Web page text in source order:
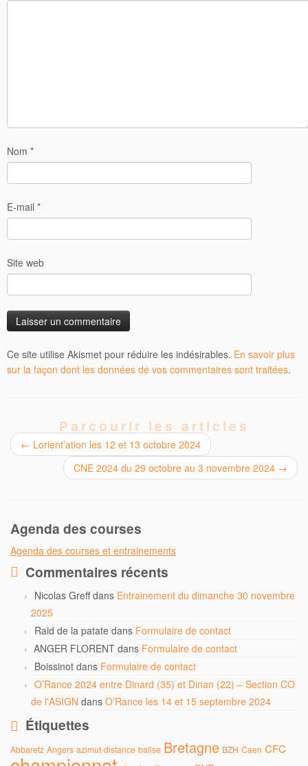
Nom *
E-mail *
Site web
Ce site utilise Akismet pour réduire les indésirables. En savoir plus
sur la façon dont les données de vos commentaires sont traitées.
Parcourir les articles
← Lorient’ation les 12 et 13 octobre 2024
CNE 2024 du 29 octobre au 3 novembre 2024 →
Agenda des courses
Agenda des courses et entrainements
Commentaires récents
Nicolas Greffdans Entrainement du dimanche 30 novembre
2025
Raid de la patate dans Formulaire de contact
ANGER FLORENT dans Formulaire de contact
Boissinot dans Formulaire de contact
O’Rance 2024 entre Dinard (35) et Dinan (22) – Section CO
de l'ASIGN dans O’Rance les 14 et 15 septembre 2024
Étiquettes
Abbaretz Angers azimut-distance balise Bretagne BZH Caen CFC